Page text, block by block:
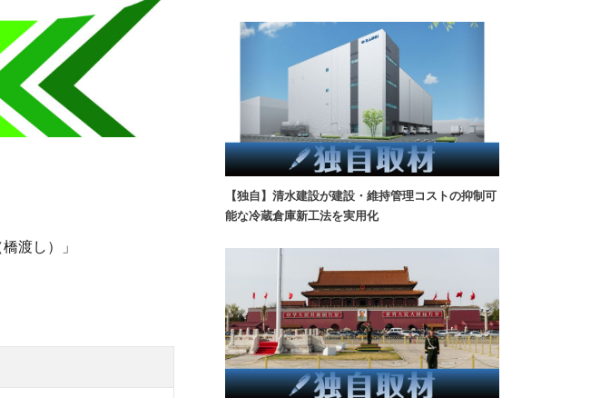
渡し）」
【独自】清水建設が建設・維持管理コストの抑制可
能な冷蔵倉庫新工法を実用化